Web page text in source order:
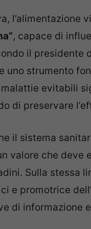
l’alimentazione
, capace di
il presidente
uno strumento
malattie evitabili
di preservare
il sistema
valore che deve
Sulla stessa
e promotrice
di informazione